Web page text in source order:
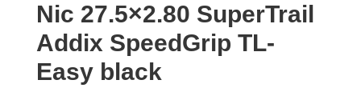
Nic 27.5×2.80 SuperTrail
Addix SpeedGrip TL-
Easy black